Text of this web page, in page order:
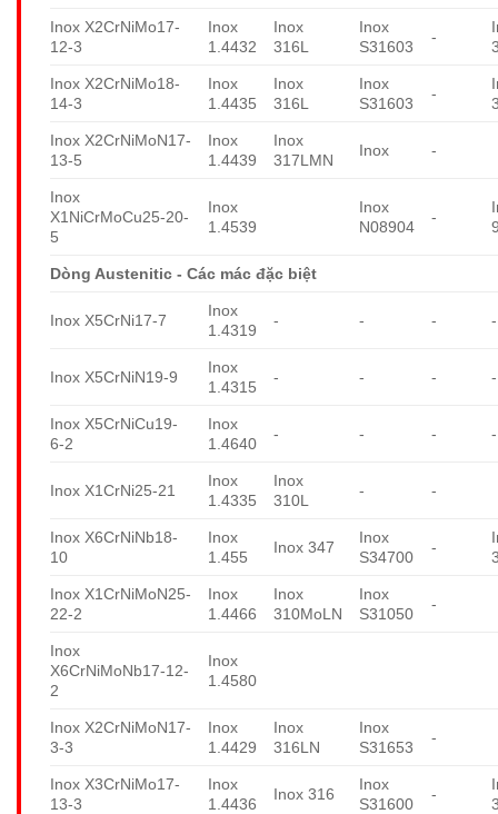
Inox X2CrNiMo17-
12-3
Inox
1.4432
Inox
316L
Inox
S31603
-
Inox X2CrNiMo18-
14-3
Inox
1.4435
Inox
316L
Inox
S31603
-
Inox X2CrNiMoN17-
13-5
Inox
1.4439
Inox
317LMN
Inox -
Inox
X1NiCrMoCu25-20-
5
Inox
1.4539
Inox
N08904
-
Dòng Austenitic - Các mác đặc biệt
Inox X5CrNi17-7
Inox
1.4319
- - - -
Inox X5CrNiN19-9
Inox
1.4315
- - - -
Inox X5CrNiCu19-
6-2
Inox
1.4640
- - - -
Inox X1CrNi25-21
Inox
1.4335
Inox
310L
- -
Inox X6CrNiNb18-
10
Inox
1.455
Inox 347
Inox
S34700
-
Inox X1CrNiMoN25-
22-2
Inox
1.4466
Inox
310MoLN
Inox
S31050
-
Inox
X6CrNiMoNb17-12-
2
Inox
1.4580
Inox X2CrNiMoN17-
3-3
Inox
1.4429
Inox
316LN
Inox
S31653
-
Inox X3CrNiMo17-
13-3
Inox
1.4436
Inox 316
Inox
S31600
-